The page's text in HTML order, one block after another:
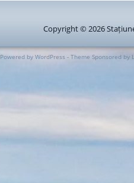
Copyright © 2026
Powered by WordPress - Theme Sponsored by